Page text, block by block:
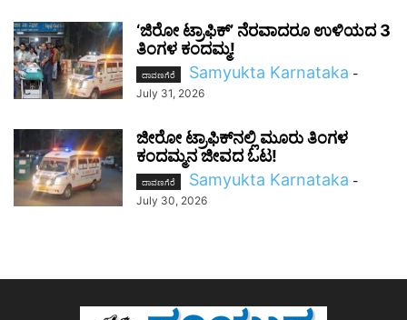
‘ಜಿರೋ ಟ್ರಾಫಿಕ್’ ನೆರವಾದರೂ ಉಳಿಯದ 3
ತಿಂಗಳ ಕಂದಮ್ಮ!
ದಾವಣಗೆರೆ Samyukta Karnataka -
July 31, 2026
ಜೀರೋ ಟ್ರಾಫಿಕ್‌ನಲ್ಲಿ ಮೂರು ತಿಂಗಳ
ಕಂದಮ್ಮನ ಜೀವದ ಓಟ!
ದಾವಣಗೆರೆ Samyukta Karnataka -
July 30, 2026